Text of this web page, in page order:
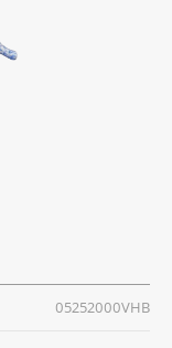
05252000VHB